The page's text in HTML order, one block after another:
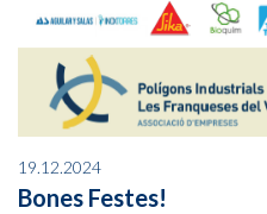
19.12.2024
Bones Festes!